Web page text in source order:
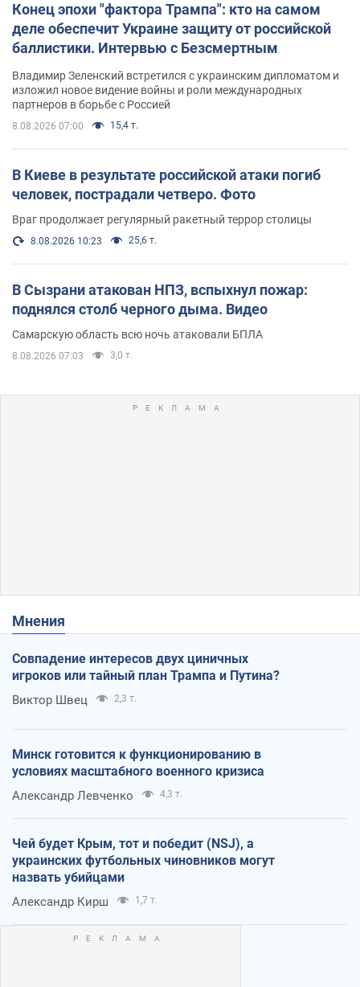
Конец эпохи "фактора Трампа": кто на самом
деле обеспечит Украине защиту от российской
баллистики. Интервью с Безсмертным
Владимир Зеленский встретился с украинским дипломатом и
изложил новое видение войны и роли международных
партнеров в борьбе с Россией
8.08.2026 07:00 15,4 т.
В Киеве в результате российской атаки погиб
человек, пострадали четверо. Фото
Враг продолжает регулярный ракетный террор столицы
8.08.2026 10:23 25,6 т.
В Сызрани атакован НПЗ, вспыхнул пожар:
поднялся столб черного дыма. Видео
Самарскую область всю ночь атаковали БПЛА
8.08.2026 07:03 3,0 т.
Мнения
Совпадение интересов двух циничных
игроков или тайный план Трампа и Путина?
Виктор Швец 2,3 т.
Минск готовится к функционированию в
условиях масштабного военного кризиса
Александр Левченко 4,3 т.
Чей будет Крым, тот и победит (NSJ), а
украинских футбольных чиновников могут
назвать убийцами
Александр Кирш 1,7 т.